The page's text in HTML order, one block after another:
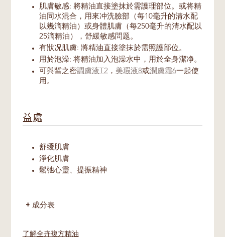
肌膚敏感: 將精油直接塗抹於需護理部位。或将精
油同水混合，用來冲洗臉部（每10毫升的清水配
以幾滴精油）或身體肌膚（每250毫升的清水配以
25滴精油），舒緩敏感問题。
有狀况肌膚: 將精油直接塗抹於需照護部位。
用於泡澡: 将精油加入泡澡水中，用於全身潔净。
可與皙之密調膚液T2 ， 美瑕液8或潤膚霜6一起使
用。
益處
舒缓肌膚
淨化肌膚
鬆弛心靈、提振精神
成分表
了解全卉複方精油